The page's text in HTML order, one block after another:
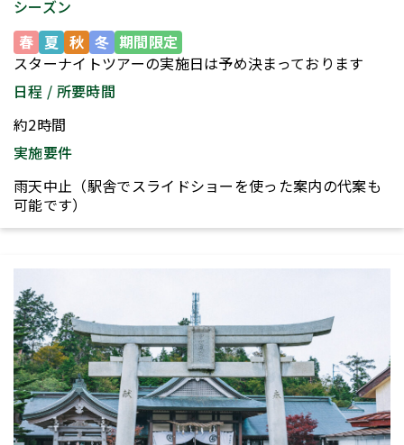
シーズン
春 夏 秋 冬 期間限定
スターナイトツアーの実施日は予め決まっております
日程 / 所要時間
約2時間
実施要件
雨天中止（駅舎でスライドショーを使った案内の代案も
可能です）